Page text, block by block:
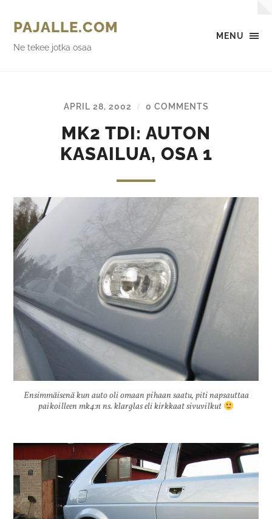
MENU
PAJALLE.COM
Ne tekee jotka osaa
APRIL 28, 2002 / 0 COMMENTS
MK2 TDI: AUTON
KASAILUA, OSA 1
Ensimmäisenä kun auto oli omaan pihaan saatu, piti napsauttaa
paikoilleen mk4:n ns. klarglas eli kirkkaat sivuvilkut